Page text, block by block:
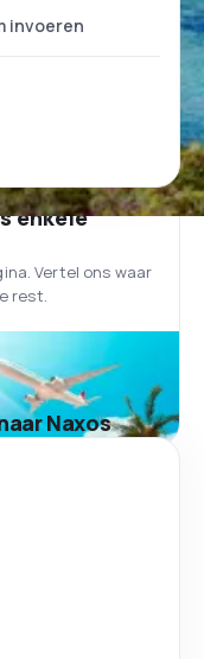
enkele
Vertel ons waar
rest.
Naxos